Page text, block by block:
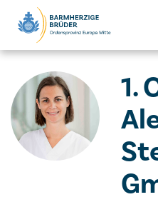
Seitenbereiche:
1.